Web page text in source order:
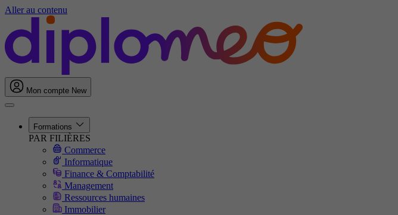
Aller au contenu
Mon compte New
Formations
PAR FILIÈRES
Commerce
Informatique
Finance & Comptabilité
Management
Ressources humaines
Immobilier